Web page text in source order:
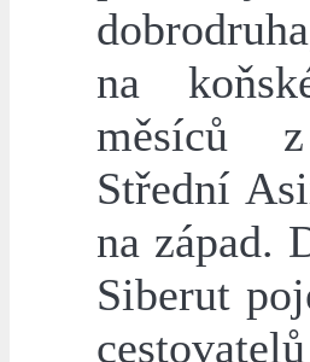
na
měsíců
Střední
na západ.
Siberut